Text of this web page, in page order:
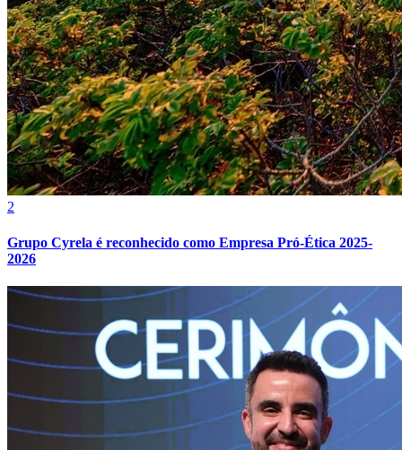
2
Grupo Cyrela é reconhecido como Empresa Pró-Ética 2025-
2026